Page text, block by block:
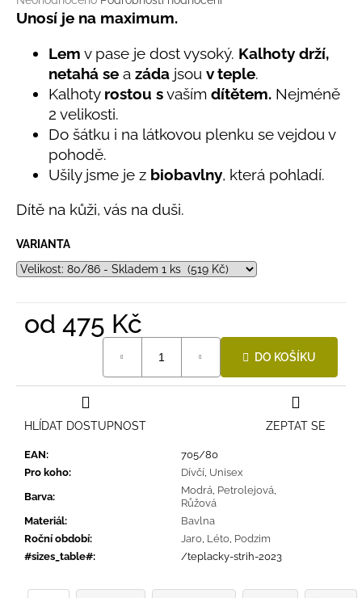
hodnocení
produktu
Unosí je na maximum.
Lem v pase je dost vysoký. Kalhoty drží,
netahá se a záda jsou v teple.
Kalhoty rostou svaším dítětem. Nejméně
2 velikosti.
Do šátku i na látkovou plenku se vejdou v
pohodě.
Ušily jsme je z biobavlny, která pohladí.
Dítě na kůži, vás na duši.
VARIANTA
od 475 Kč
DO KOŠÍKU
EAN:
705/80
Pro koho: Dívčí, Unisex
Barva:
Modrá, Petrolejová,
Růžová
Materiál:
Bavlna
Roční období: Jaro, Léto, Podzim
#sizes_table#: /teplacky-strih-2023
ZEPTAT SE
HLÍDAT DOSTUPNOST
u
LETNÍ
KLOBOUČEK
OUŠKY
30
395